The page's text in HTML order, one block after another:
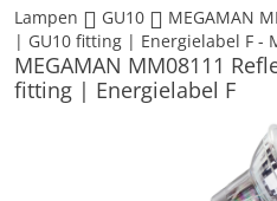
Lampen GU10
MEGAMAN
| GU10 fitting | Energielabel F -
MEGAMAN MM08111
fitting | Energielabel F